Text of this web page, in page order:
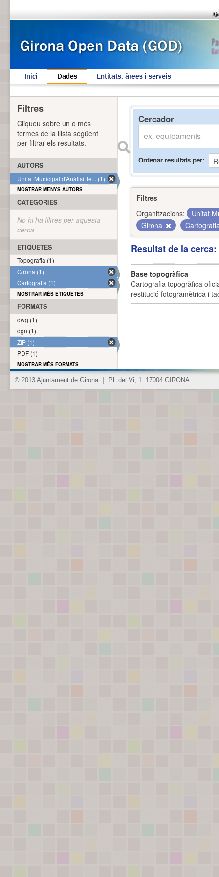
Inici Dades Entitats, àrees i serveis
Cercador
Ordenar resultats per
Filtres
Organitzacions:
Unitat
Girona
Resultat de la
Base topogràfica
Cartografia topogràfica
restitució fotogramètrica i
Filtres
Cliqueu sobre un o més
termes de la llista següent
per filtrar els resultats.
AUTORS
Unitat Municipal d'Anàlisi Te... (1)
MOSTRAR MENYS AUTORS
CATEGORIES
No hi ha filtres per aquesta
cerca
ETIQUETES
Topografia (1)
Girona (1)
Cartografia (1)
MOSTRAR MÉS ETIQUETES
FORMATS
dwg (1)
dgn (1)
ZIP (1)
PDF (1)
MOSTRAR MÉS FORMATS
© 2013 Ajuntament de Girona Pl. del Vi, 1. 17004 GIRONA